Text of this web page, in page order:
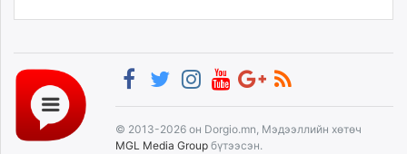
© 2013-2026 он Dorgio.mn, Мэдээллийн хөтөч
MGL Media Group бүтээсэн.